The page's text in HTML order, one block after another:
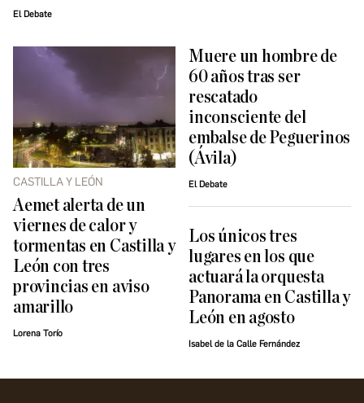
El Debate
CASTILLA Y LEÓN
Aemet alerta de un
viernes de calor y
tormentas en Castilla y
León con tres
provincias en aviso
amarillo
Lorena Torío
Muere un hombre de
60 años tras ser
rescatado
inconsciente del
embalse de Peguerinos
(Ávila)
El Debate
Los únicos tres
lugares en los que
actuará la orquesta
Panorama en Castilla y
León en agosto
Isabel de la Calle Fernández